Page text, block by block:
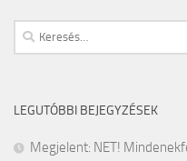
Keresés:
LEGUTÓBBI BEJEGYZÉSEK
Megjelent: NET!